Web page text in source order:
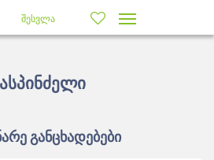
შესვლა
განცხადებები